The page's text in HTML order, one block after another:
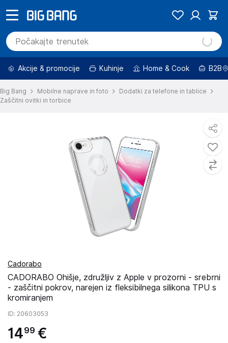
Akcije & promocije Kuhinje Home & Cook B2B
Big Bang Mobilne naprave in foto
Dodatki za telefone in tablice
Zaščitni ovitki in torbice
Cadorabo
CADORABO Ohišje, združljiv z Apple v prozorni - srebrni
- zaščitni pokrov, narejen iz fleksibilnega silikona TPU s
kromiranjem
ID: 20603053
1499 €